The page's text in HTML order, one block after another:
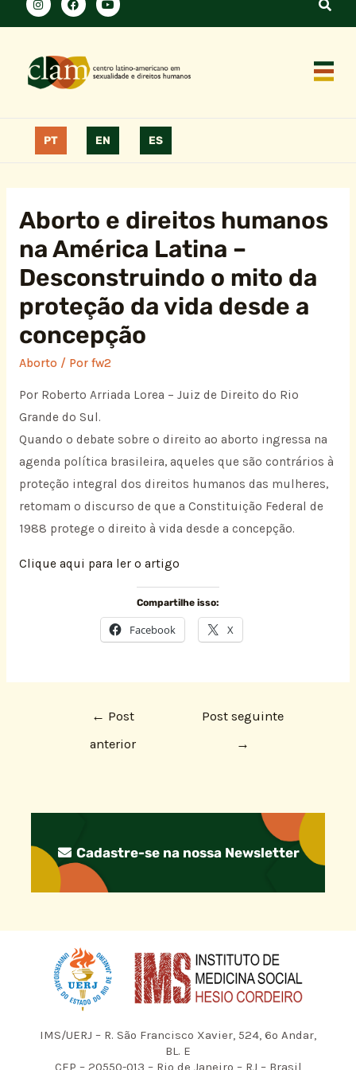
PT EN ES
Aborto e direitos humanos
na América Latina –
Desconstruindo o mito da
proteção da vida desde a
concepção
Aborto / Por fw2
Por Roberto Arriada Lorea – Juiz de Direito do Rio
Grande do Sul.
Quando o debate sobre o direito ao aborto ingressa na
agenda política brasileira, aqueles que são contrários à
proteção integral dos direitos humanos das mulheres,
retomam o discurso de que a Constituição Federal de
1988 protege o direito à vida desde a concepção.
Clique aqui para ler o artigo
Compartilhe isso:
Facebook X
← Post
anterior
Post seguinte
→
Cadastre-se na nossa Newsletter
IMS/UERJ – R. São Francisco Xavier, 524, 6º Andar,
BL. E
CEP – 20550-013 – Rio de Janeiro – RJ – Brasil